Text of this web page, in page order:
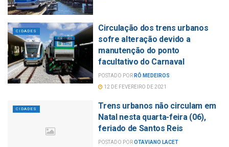
CIDADES
Circulação dos trens urbanos
sofre alteração devido a
manutenção do ponto
facultativo do Carnaval
POSTADO POR RÔ MEDEIROS
12 DE FEVEREIRO DE 2021
CIDADES
Trens urbanos não circulam em
Natal nesta quarta-feira (06),
feriado de Santos Reis
POSTADO POROTAVIANO LACET